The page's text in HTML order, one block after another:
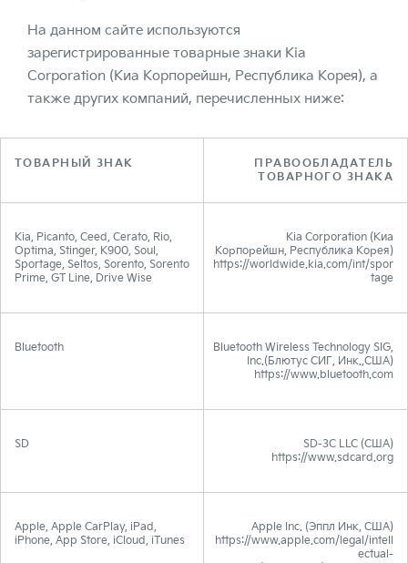
На данном сайте используются
зарегистрированные товарные знаки Kia
Corporation (Киа Корпорейшн, Республика Корея), а
также других компаний, перечисленных ниже:
ТОВАРНЫЙ ЗНАК
ПРАВООБЛАДАТЕЛЬ
ТОВАРНОГО ЗНАКА
Kia, Picanto, Ceed, Cerato, Rio,
Optima, Stinger, K900, Soul,
Sportage, Seltos, Sorento, Sorento
Prime, GT Line, Drive Wise
Kia Corporation (Киа
Корпорейшн, Республика Корея)
https://worldwide.kia.com/int/spor
tage
Bluetooth
Bluetooth Wireless Technology SIG,
Inc.(Блютус СИГ, Инк.,США)
https://www.bluetooth.com
SD
SD-3C LLC (США)
https://www.sdcard.org
Apple, Apple CarPlay, iPad,
iPhone, App Store, iCloud, iTunes
Apple Inc. (Эппл Инк, США)
https://www.apple.com/legal/intell
ectual-